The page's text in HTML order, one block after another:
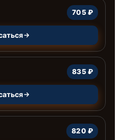
705 ₽
835 ₽
820 ₽